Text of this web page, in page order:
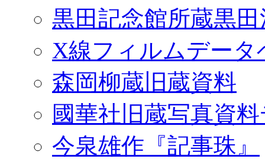
黒田記念館所蔵黒
X線フィルムデータ
森岡柳蔵旧蔵資料
國華社旧蔵写真資
今泉雄作『記事珠』